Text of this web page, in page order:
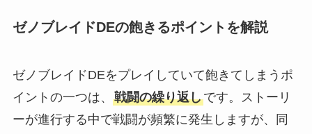
ゼノブレイドDEの飽きるポイントを解説
ゼノブレイドDEをプレイしていて飽きてしまうポ
イントの一つは、 戦闘の繰り返しです。ストーリ
ーが進行する中で戦闘が頻繁に発生しますが、同